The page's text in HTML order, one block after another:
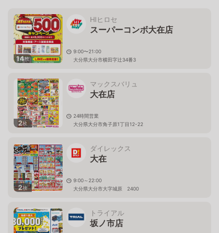
14枚
HIヒロセ
スーパーコンボ大在店
9:00〜21:00
大分県大分市横田字辻34番3
2枚
マックスバリュ
大在店
24時間営業
大分県大分市角子原1丁目12-22
2枚
ダイレックス
大在
9:00～22:00
大分県大分市大字城原 2400
トライアル
坂ノ市店